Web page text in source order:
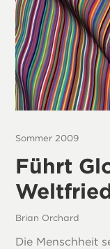
Sommer 2009
Führt
Brian Orchard
Die Menschheit